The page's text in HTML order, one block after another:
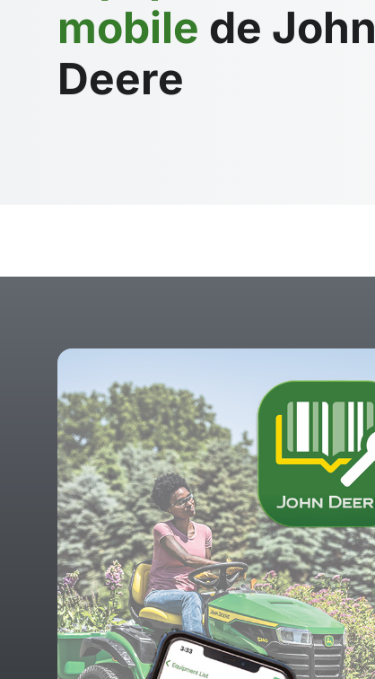
mobile de John
Deere